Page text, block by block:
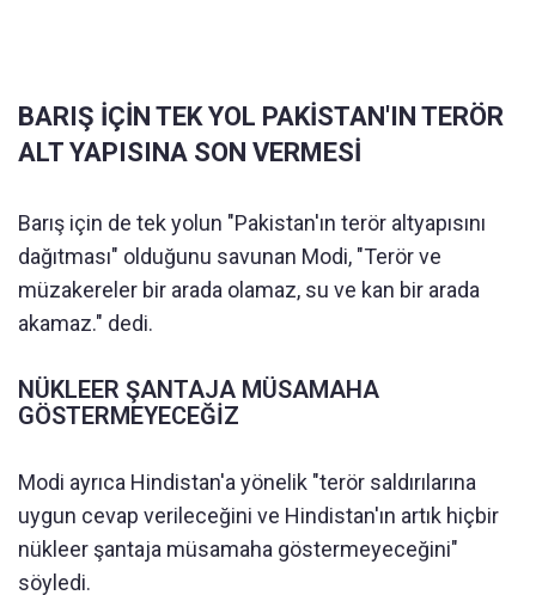
BARIŞ İÇİN TEK YOL PAKİSTAN'IN TERÖR
ALT YAPISINA SON VERMESİ
Barış için de tek yolun "Pakistan'ın terör altyapısını
dağıtması" olduğunu savunan Modi, "Terör ve
müzakereler bir arada olamaz, su ve kan bir arada
akamaz." dedi.
NÜKLEER ŞANTAJA MÜSAMAHA
GÖSTERMEYECEĞİZ
Modi ayrıca Hindistan'a yönelik "terör saldırılarına
uygun cevap verileceğini ve Hindistan'ın artık hiçbir
nükleer şantaja müsamaha göstermeyeceğini"
söyledi.